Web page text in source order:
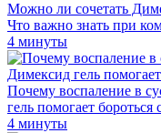
Можно ли сочетать
Что важно знать при
4 минуты
Почему воспаление в
гель помогает бороться
4 минуты